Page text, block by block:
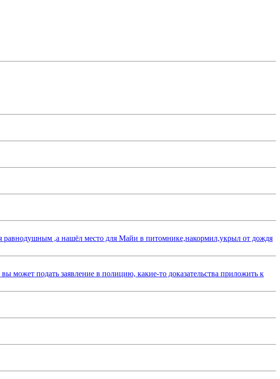
,а нашёл место для Майи в питомнике,накормил,укрыл от дождя
может подать заявление в полицию, какие-то доказательства приложить к